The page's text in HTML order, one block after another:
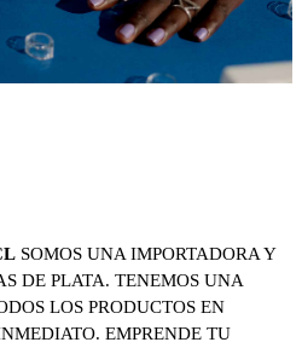
SOMOS UNA IMPORTADORA Y
DE PLATA. TENEMOS UNA
LOS PRODUCTOS EN
EMPRENDE TU